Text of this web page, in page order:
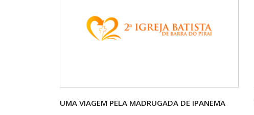
UMA VIAGEM PELA MADRUGADA DE IPANEMA